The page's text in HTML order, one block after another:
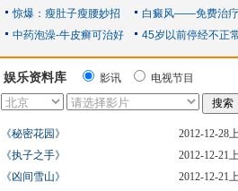
娱乐资料库 影讯 电视节目
《秘密花园》
2012-12-28
《执子之手》
2012-12-21
《凶间雪山》
2012-12-21